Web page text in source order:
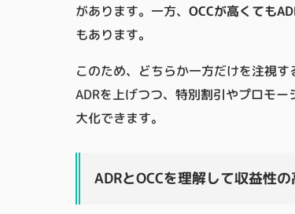
があります。一方、 OCCが高くても
もあります。
このため、どちらか一方だけを注視
ADRを上げつつ、特別割引やプロモ
大化できます。
ADRとOCCを理解して収益性